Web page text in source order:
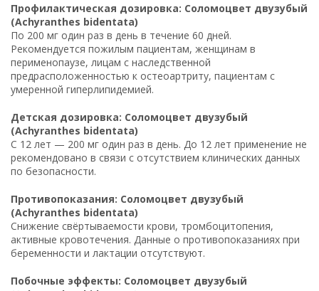
Профилактическая дозировка: Соломоцвет двузубый
(Achyranthes bidentata)
По 200 мг один раз в день в течение 60 дней.
Рекомендуется пожилым пациентам, женщинам в
перименопаузе, лицам с наследственной
предрасположенностью к остеоартриту, пациентам с
умеренной гиперлипидемией.
Детская дозировка: Соломоцвет двузубый
(Achyranthes bidentata)
С 12 лет — 200 мг один раз в день. До 12 лет применение не
рекомендовано в связи с отсутствием клинических данных
по безопасности.
Противопоказания: Соломоцвет двузубый
(Achyranthes bidentata)
Снижение свёртываемости крови, тромбоцитопения,
активные кровотечения. Данные о противопоказаниях при
беременности и лактации отсутствуют.
Побочные эффекты: Соломоцвет двузубый